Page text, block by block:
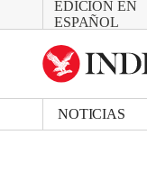
EDICIÓN EN
ESPAÑOL
UK Edition
US Edition
NOTICIAS
Bookmark
Removed from
Close popover